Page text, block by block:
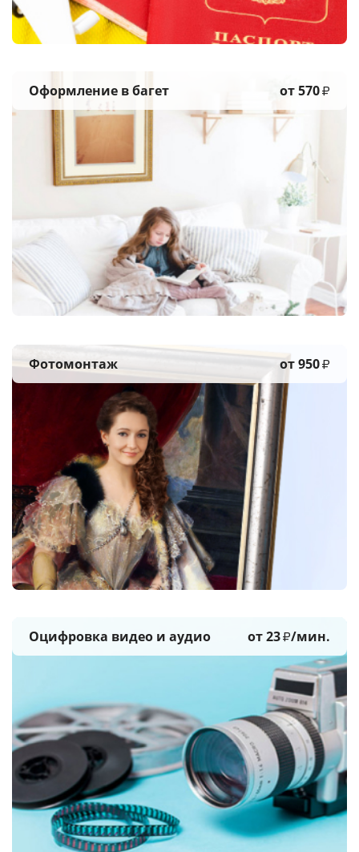
Оформление в багет от 570₽
Фотомонтаж от 950₽
Оцифровка видео и аудио от 23₽/мин.